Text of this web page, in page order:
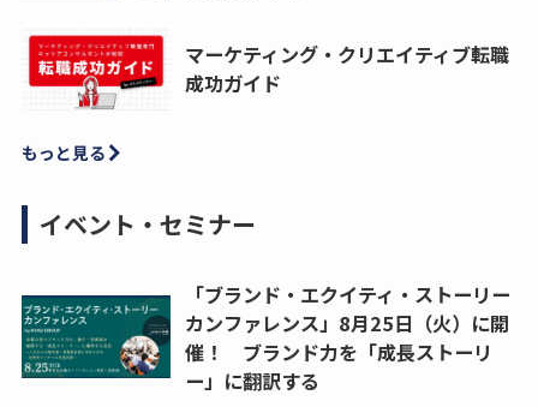
マーケティング・クリエイティブ転職
成功ガイド
もっと見る
イベント・セミナー
「ブランド・エクイティ・ストーリー
カンファレンス」8月25日（火）に開
催！ ブランド力を「成長ストーリ
ー」に翻訳する